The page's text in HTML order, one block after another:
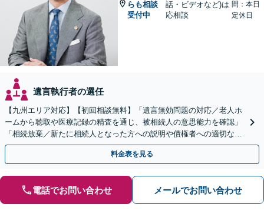
らも相談
受付中
話・ビデオなど)は
応相談
間：本日
定休日
遺言執行者の選任
【九州エリア対応】【初回相談無料】「遺言無効問題の対応／老人ホ
ームから聴取や医療記録の精査を通じ、被相続人の意思能力を確認」
「相続放棄／新たに相続人となった方への説明や債権者への適切な対
応まで、きめ細やかにサポート」【休日・夜間相談可】
料金表を見る
電話でお問い合わせ メールでお問い合わせ